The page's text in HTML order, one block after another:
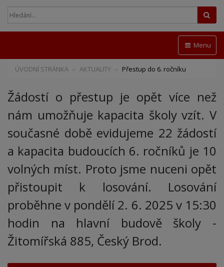
Menu
ÚVODNÍ STRÁNKA AKTUALITY Přestup do 6. ročníku
Žádostí o přestup je opět více než
nám umožňuje kapacita školy vzít. V
současné době evidujeme 22 žádostí
a kapacita budoucích 6. ročníků je 10
volných míst. Proto jsme nuceni opět
přistoupit k losování. Losování
proběhne v pondělí 2. 6. 2025 v 15:30
hodin na hlavní budově školy -
Žitomířská 885, Český Brod.